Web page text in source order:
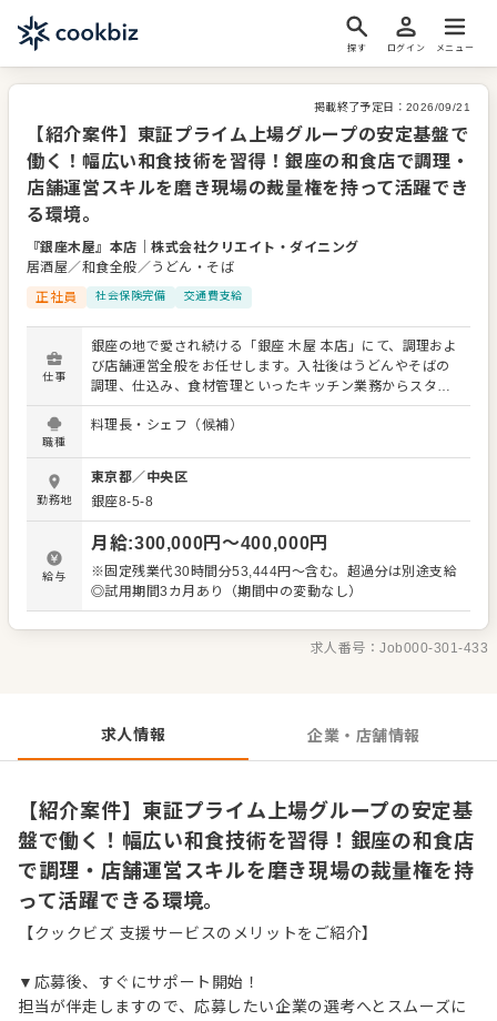
探す ログイン メニュー
掲載終了予定日： 2026/09/21
【紹介案件】東証プライム上場グループの安定基盤で
働く！幅広い和食技術を習得！銀座の和食店で調理・
店舗運営スキルを磨き現場の裁量権を持って活躍でき
る環境。
『銀座木屋』本店 ｜株式会社クリエイト・ダイニング
居酒屋／和食全般／うどん・そば
正社員
社会保険完備 交通費支給
仕事
銀座の地で愛され続ける「銀座 木屋 本店」にて、調理およ
び店舗運営全般をお任せします。入社後はうどんやそばの
調理、仕込み、食材管理といったキッチン業務からスター
ト。経験に応じて、売上や利益の管理、アルバイトスタッ
フの採用・育成、シフト作成などのマネジメント業務にも
ループに属しており、安定した経営基盤が強みです。その
一方で現場の裁量権が大きく、販促活動の企画や実施な
ど、自分のアイデアを店舗運営に活かせる自由度がありま
す。和食をはじめ幅広いジャンルを展開する企業だからこ
そ、確かな調理技術と一生モノの経営ノウハウを同時に身
につけられる環境です。 ＜おすすめポイント＞ 東証プライ
ム上場グループならではの安定した労働環境のもとで、現
ランドを展開する企業だからこそ、将来的なキャリアパス
も豊富に用意されています。腰を据えて長く働ける環境
職種
料理長・シェフ（候補）
勤務地
東京都／ 中央区
銀座8-5-8
給与
月給:300,000円〜400,000円
※固定残業代30時間分53,444円～含む。超過分は別途支給
◎試用期間3カ月あり（期間中の変動なし）
求人番号：Job000-301-433
求人情報 企業・店舗情報
【紹介案件】東証プライム上場グループの安定基
盤で働く！幅広い和食技術を習得！銀座の和食店
で調理・店舗運営スキルを磨き現場の裁量権を持
って活躍できる環境。
【クックビズ 支援サービスのメリットをご紹介】
▼応募後、すぐにサポート開始！
担当が伴走しますので、応募したい企業の選考へとスムーズに